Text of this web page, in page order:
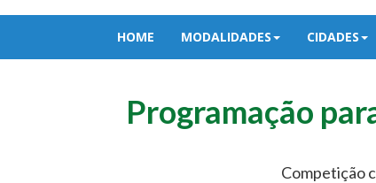
HOME MODALIDADES CIDADES
Programação
Competição